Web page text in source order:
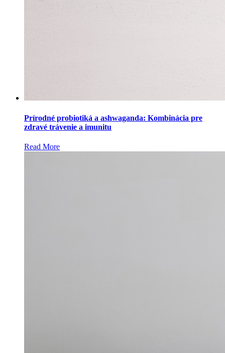
Prírodné probiotiká a ashwaganda: Kombinácia pre
zdravé trávenie a imunitu
Read More